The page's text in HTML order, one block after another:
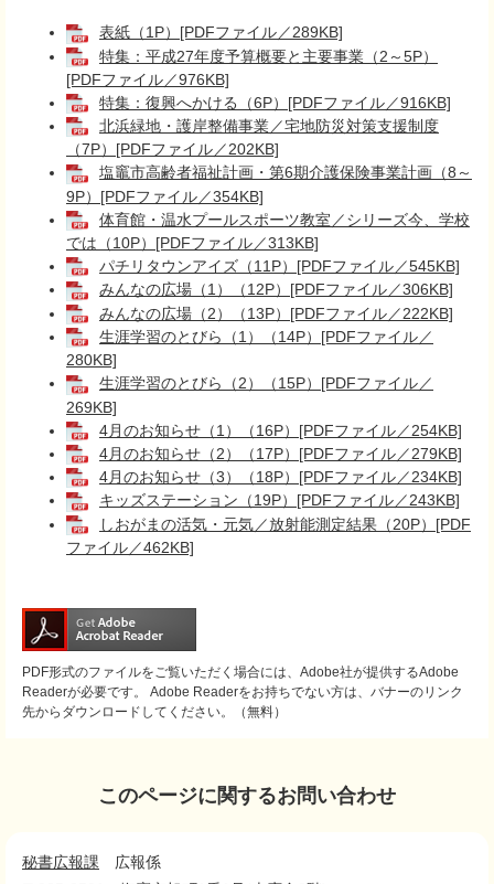
表紙（1P）[PDFファイル／289KB]
特集：平成27年度予算概要と主要事業（2～5P）
[PDFファイル／976KB]
特集：復興へかける（6P）[PDFファイル／916KB]
北浜緑地・護岸整備事業／宅地防災対策支援制度
（7P）[PDFファイル／202KB]
塩竈市高齢者福祉計画・第6期介護保険事業計画（8～
9P）[PDFファイル／354KB]
体育館・温水プールスポーツ教室／シリーズ今、学校
では（10P）[PDFファイル／313KB]
パチリタウンアイズ（11P）[PDFファイル／545KB]
みんなの広場（1）（12P）[PDFファイル／306KB]
みんなの広場（2）（13P）[PDFファイル／222KB]
生涯学習のとびら（1）（14P）[PDFファイル／
280KB]
生涯学習のとびら（2）（15P）[PDFファイル／
269KB]
4月のお知らせ（1）（16P）[PDFファイル／254KB]
4月のお知らせ（2）（17P）[PDFファイル／279KB]
4月のお知らせ（3）（18P）[PDFファイル／234KB]
キッズステーション（19P）[PDFファイル／243KB]
しおがまの活気・元気／放射能測定結果（20P）[PDF
ファイル／462KB]
PDF形式のファイルをご覧いただく場合には、Adobe社が提供するAdobe
Readerが必要です。
Adobe Readerをお持ちでない方は、バナーのリンク
先からダウンロードしてください。（無料）
このページに関するお問い合わせ
秘書広報課
広報係